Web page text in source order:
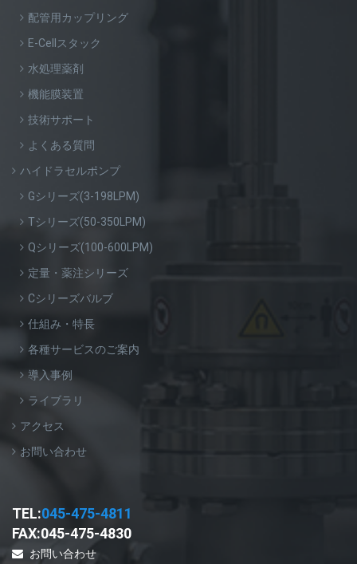
配管用カップリング
E-Cellスタック
水処理薬剤
機能膜装置
技術サポート
よくある質問
ハイドラセルポンプ
Gシリーズ(3-198LPM)
Tシリーズ(50-350LPM)
Qシリーズ(100-600LPM)
定量・薬注シリーズ
Cシリーズバルブ
仕組み・特長
各種サービスのご案内
導入事例
ライブラリ
アクセス
お問い合わせ
TEL:045-475-4811
FAX:045-475-4830
お問い合わせ